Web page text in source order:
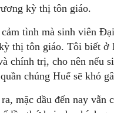
kỳ thị tôn giáo.
tình mà sinh viên
thị tôn giáo. Tôi biết
chính trị, cho nên nếu
chúng Huế sẽ khó
mặc dầu đến nay vẫn